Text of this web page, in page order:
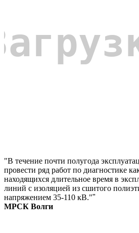
"В течение почти полугода
провести ряд работ по диагностике
находящихся длительное время в
линий с изоляцией из сшитого
напряжением 35-110 кВ.""
МРСК Волги